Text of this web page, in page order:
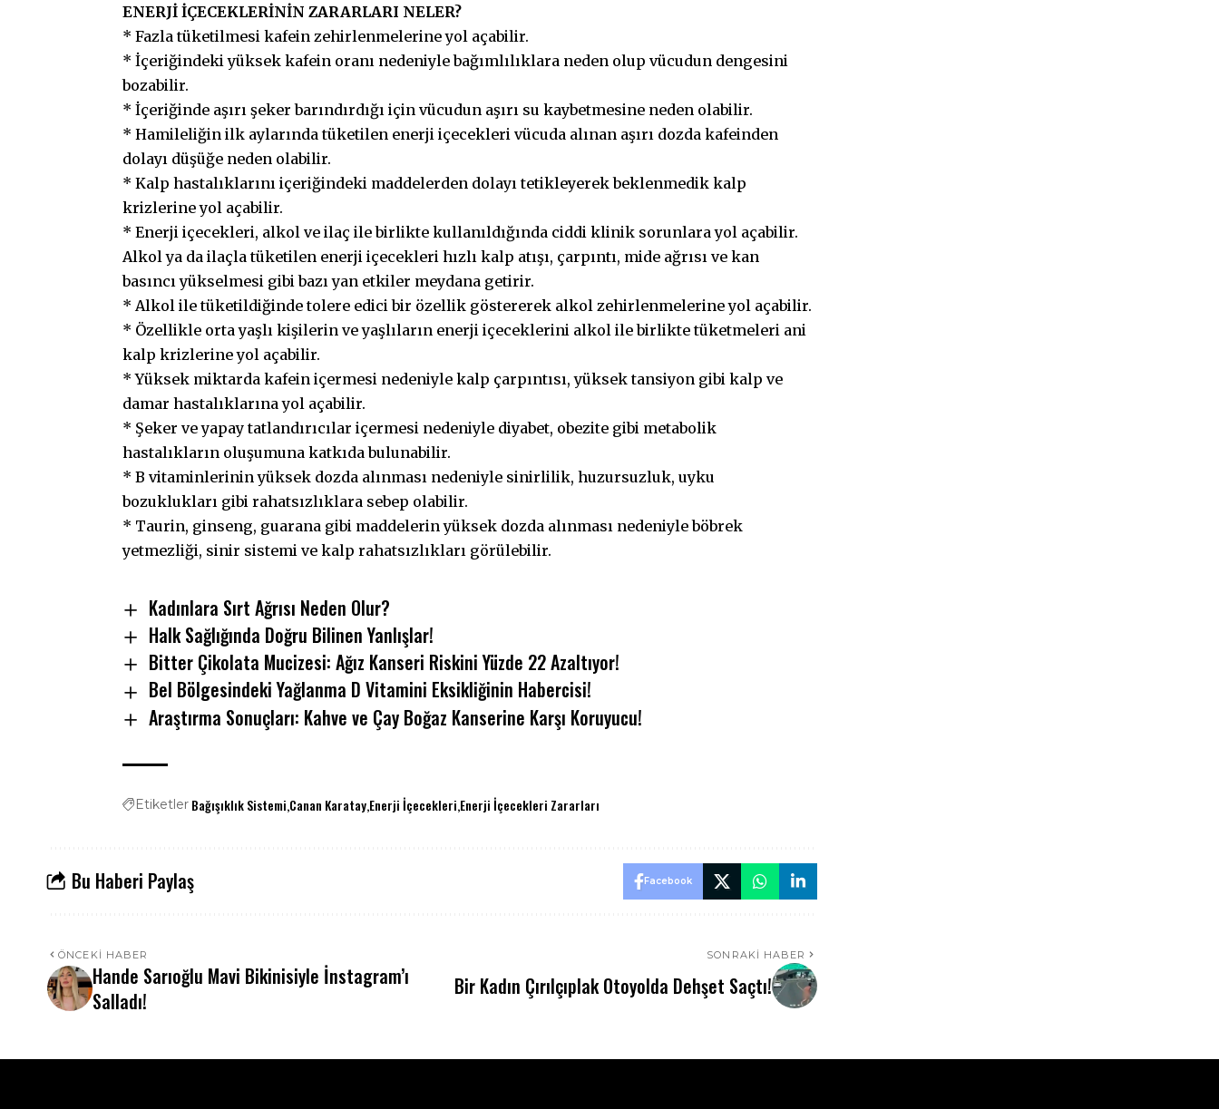
ENERJİ İÇECEKLERİNİN ZARARLARI NELER?
* Fazla tüketilmesi kafein zehirlenmelerine yol açabilir.
* İçeriğindeki yüksek kafein oranı nedeniyle bağımlılıklara neden olup vücudun dengesini
bozabilir.
* İçeriğinde aşırı şeker barındırdığı için vücudun aşırı su kaybetmesine neden olabilir.
* Hamileliğin ilk aylarında tüketilen enerji içecekleri vücuda alınan aşırı dozda kafeinden
dolayı düşüğe neden olabilir.
* Kalp hastalıklarını içeriğindeki maddelerden dolayı tetikleyerek beklenmedik kalp
krizlerine yol açabilir.
* Enerji içecekleri, alkol ve ilaç ile birlikte kullanıldığında ciddi klinik sorunlara yol açabilir.
Alkol ya da ilaçla tüketilen enerji içecekleri hızlı kalp atışı, çarpıntı, mide ağrısı ve kan
basıncı yükselmesi gibi bazı yan etkiler meydana getirir.
* Alkol ile tüketildiğinde tolere edici bir özellik göstererek alkol zehirlenmelerine yol açabilir.
* Özellikle orta yaşlı kişilerin ve yaşlıların enerji içeceklerini alkol ile birlikte tüketmeleri ani
kalp krizlerine yol açabilir.
* Yüksek miktarda kafein içermesi nedeniyle kalp çarpıntısı, yüksek tansiyon gibi kalp ve
damar hastalıklarına yol açabilir.
* Şeker ve yapay tatlandırıcılar içermesi nedeniyle diyabet, obezite gibi metabolik
hastalıkların oluşumuna katkıda bulunabilir.
* B vitaminlerinin yüksek dozda alınması nedeniyle sinirlilik, huzursuzluk, uyku
bozuklukları gibi rahatsızlıklara sebep olabilir.
* Taurin, ginseng, guarana gibi maddelerin yüksek dozda alınması nedeniyle böbrek
yetmezliği, sinir sistemi ve kalp rahatsızlıkları görülebilir.
Kadınlara Sırt Ağrısı Neden Olur?
Halk Sağlığında Doğru Bilinen Yanlışlar!
Bitter Çikolata Mucizesi: Ağız Kanseri Riskini Yüzde 22 Azaltıyor!
Bel Bölgesindeki Yağlanma D Vitamini Eksikliğinin Habercisi!
Araştırma Sonuçları: Kahve ve Çay Boğaz Kanserine Karşı Koruyucu!
Etiketler Bağışıklık Sistemi Canan KaratayEnerji İçecekleri Enerji İçecekleri Zararları
Bu Haberi Paylaş Facebook
ÖNCEKI HABER
Hande Sarıoğlu Mavi Bikinisiyle İnstagram’ı
Salladı!
SONRAKI HABER
Bir Kadın Çırılçıplak Otoyolda Dehşet Saçtı!